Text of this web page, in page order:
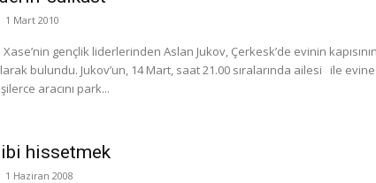
1 Mart 2010
gençlik liderlerinden Aslan Jukov, Çerkesk’de evinin
Jukov’un, 14 Mart, saat 21.00 sıralarında ailesi ile evine döndükten sonra henüz kimliği
aracını park...
hissetmek
1 Haziran 2008